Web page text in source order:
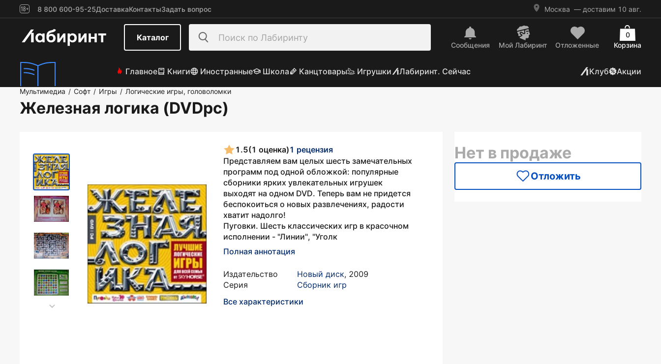
8 800 600-95-25ДоставкаКонтактыЗадать вопрос Москва — доставим 10 авг.
Каталог
Сообщения Mой Лабиринт Отложенные Корзина
0
Главное Книги Иностранные Школа Канцтовары Игрушки Лабиринт. Сейчас Клуб Акции
Мультимедиа / Софт / Игры / Логические игры, головоломки
Железная логика (DVDpc)
1.5(1 оценка)1 рецензия
Представляем вам целых шесть замечательных
программ под одной обложкой: популярные
сборники ярких увлекательных игрушек
выходят на одном DVD. Теперь вам не придется
беспокоиться о новых развлечениях, радости
хватит надолго!
Пуговки. Шесть классических игр в красочном
исполнении - "Линии", "Уголк
Полная аннотация
Издательство Новый диск, 2009
Серия
Сборник игр
Все характеристики
Нет в продаже
Отложить